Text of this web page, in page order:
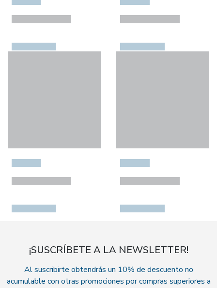
¡SUSCRÍBETE A LA NEWSLETTER!
Al suscribirte obtendrás un 10% de descuento no
acumulable con otras promociones por compras superiores a